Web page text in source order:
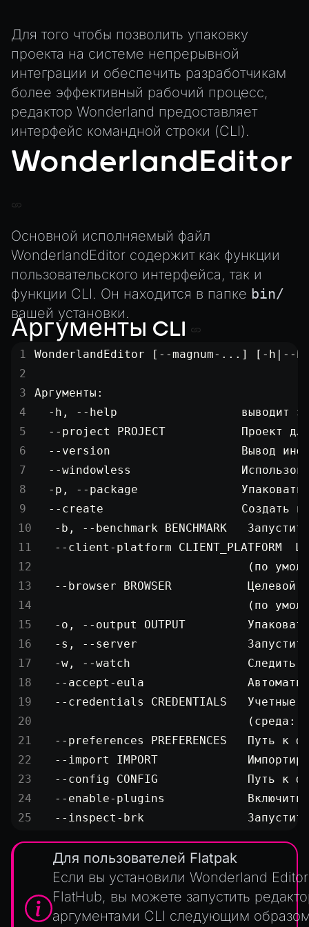
Для того чтобы позволить упаковку
проекта на системе непрерывной
интеграции и обеспечить разработчикам
более эффективный рабочий процесс,
редактор Wonderland предоставляет
интерфейс командной строки (CLI).
WonderlandEditor
Основной исполняемый файл
WonderlandEditor содержит как функции
пользовательского интерфейса, так и
функции CLI. Он находится в папке bin/
вашей установки.
Аргументы CLI
WonderlandEditor [--magnum-...] [-h|--
Аргументы:
-h, --help                  выводит
--project PROJECT           Проект
--version                   Вывод
--windowless
-p, --package               Упаковать
--create                    Создать
-b, --benchmark BENCHMARK
--client-platform CLIENT_PLATFORM
(по
--browser BROWSER           Целевой
(по
-o, --output OUTPUT
-s, --server
-w, --watch                 Следить
--accept-eula
--credentials CREDENTIALS   Учетные
(среда:
--preferences PREFERENCES   Путь к
--import IMPORT
--config CONFIG             Путь к
--enable-plugins            Включить
--inspect-brk
Для пользователей Flatpak
Если вы установили Wonderland
FlatHub, вы можете запустить
аргументами CLI следующим
BrokenComponent
CollisionComponent
Component
InputComponent
LightComponent
MeshComponent
ParticleEffectComponent
ViewComponent
Animation
AnimationGraph
AnimationGraphManager
AttributeAccessor
Environment
MaterialManager
Mesh
MeshAttributeAccessor
MeshManager
MorphTargets
ParticleEffectManager
Physics
Pipeline
PipelineManager
ProbeVolumeScenario
ResourceManager
Scene
SceneResource
Skin
Texture
TextureManager
Exporting Wonderland Engine Mesh as OBJ file
Handling 3D Cursor Clicks
How to build XR-only Components
Integrate the CrazyGames SDK
Integrate the VIVERSE Avatar SDK
Introduction to Texture Atlasses
Loading GLTF/GLB at Runtime
Streaming .bin files at Runtime
Switching Scenes
Writing Components in Typescript
Writing JavaScript Libraries